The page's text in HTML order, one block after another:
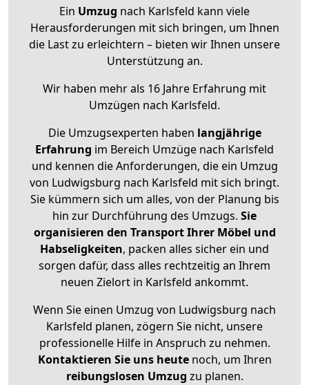
Ein Umzug nach Karlsfeld kann viele
Herausforderungen mit sich bringen, um Ihnen
die Last zu erleichtern – bieten wir Ihnen unsere
Unterstützung an.
Wir haben mehr als 16 Jahre Erfahrung mit
Umzügen nach Karlsfeld.
Die Umzugsexperten haben langjährige
Erfahrung im Bereich Umzüge nach Karlsfeld
und kennen die Anforderungen, die ein Umzug
von Ludwigsburg nach Karlsfeld mit sich bringt.
Sie kümmern sich um alles, von der Planung bis
hin zur Durchführung des Umzugs. Sie
organisieren den Transport Ihrer Möbel und
Habseligkeiten, packen alles sicher ein und
sorgen dafür, dass alles rechtzeitig an Ihrem
neuen Zielort in Karlsfeld ankommt.
Wenn Sie einen Umzug von Ludwigsburg nach
Karlsfeld planen, zögern Sie nicht, unsere
professionelle Hilfe in Anspruch zu nehmen.
Kontaktieren Sie uns heutenoch, um Ihren
reibungslosen Umzug zu planen.